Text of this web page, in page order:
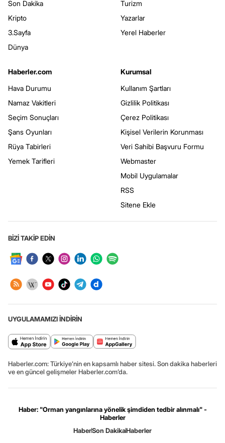
Son Dakika
Kripto
3.Sayfa
Dünya
Turizm
Yazarlar
Yerel Haberler
Haberler.com
Hava Durumu
Namaz Vakitleri
Seçim Sonuçları
Şans Oyunları
Rüya Tabirleri
Yemek Tarifleri
Kurumsal
Kullanım Şartları
Gizlilik Politikası
Çerez Politikası
Kişisel Verilerin Korunması
Veri Sahibi Başvuru Formu
Webmaster
Mobil Uygulamalar
RSS
Sitene Ekle
BİZİ TAKİP EDİN
UYGULAMAMIZI İNDİRİN
Haberler.com: Türkiye’nin en kapsamlı haber sitesi. Son dakika haberleri
ve en güncel gelişmeler Haberler.com’da.
Haber: "Orman yangınlarına yönelik şimdiden tedbir alınmalı" -
Haberler
HaberSon DakikaHaberler